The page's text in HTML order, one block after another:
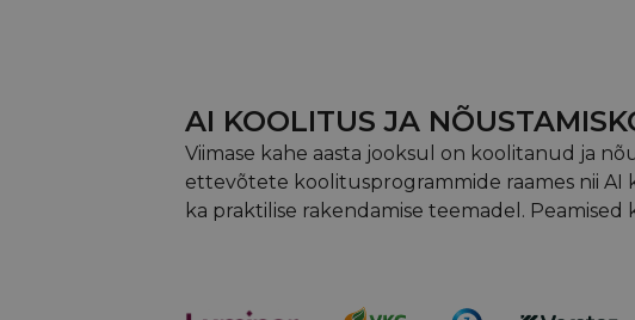
AI KOOLITUS JA
Viimase kahe aasta jooksul on koolitanud ja
ettevõtete koolitusprogrammide raames nii
ka praktilise rakendamise teemadel. Peamised